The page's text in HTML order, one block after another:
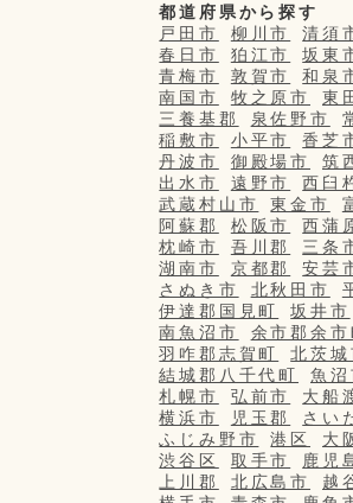
都道府県から探す
戸田市
柳川市 清須
春日市
狛江市 坂東
青梅市
敦賀市 和泉
南国市
牧之原市 東
三養基郡
泉佐野市
稲敷市
小平市 香芝
丹波市
御殿場市 筑
出水市
遠野市 西臼
武蔵村山市
東金市
阿蘇郡
松阪市 西蒲
枕崎市
吾川郡 三条
湖南市
京都郡 安芸
さぬき市
北秋田市
伊達郡国見町
坂井市
南魚沼市
余市郡余市
羽咋郡志賀町
北茨城
結城郡八千代町
魚沼
札幌市
弘前市 大船
横浜市
児玉郡 さい
ふじみ野市
港区 大
渋谷区
取手市 鹿児
上川郡
北広島市 越